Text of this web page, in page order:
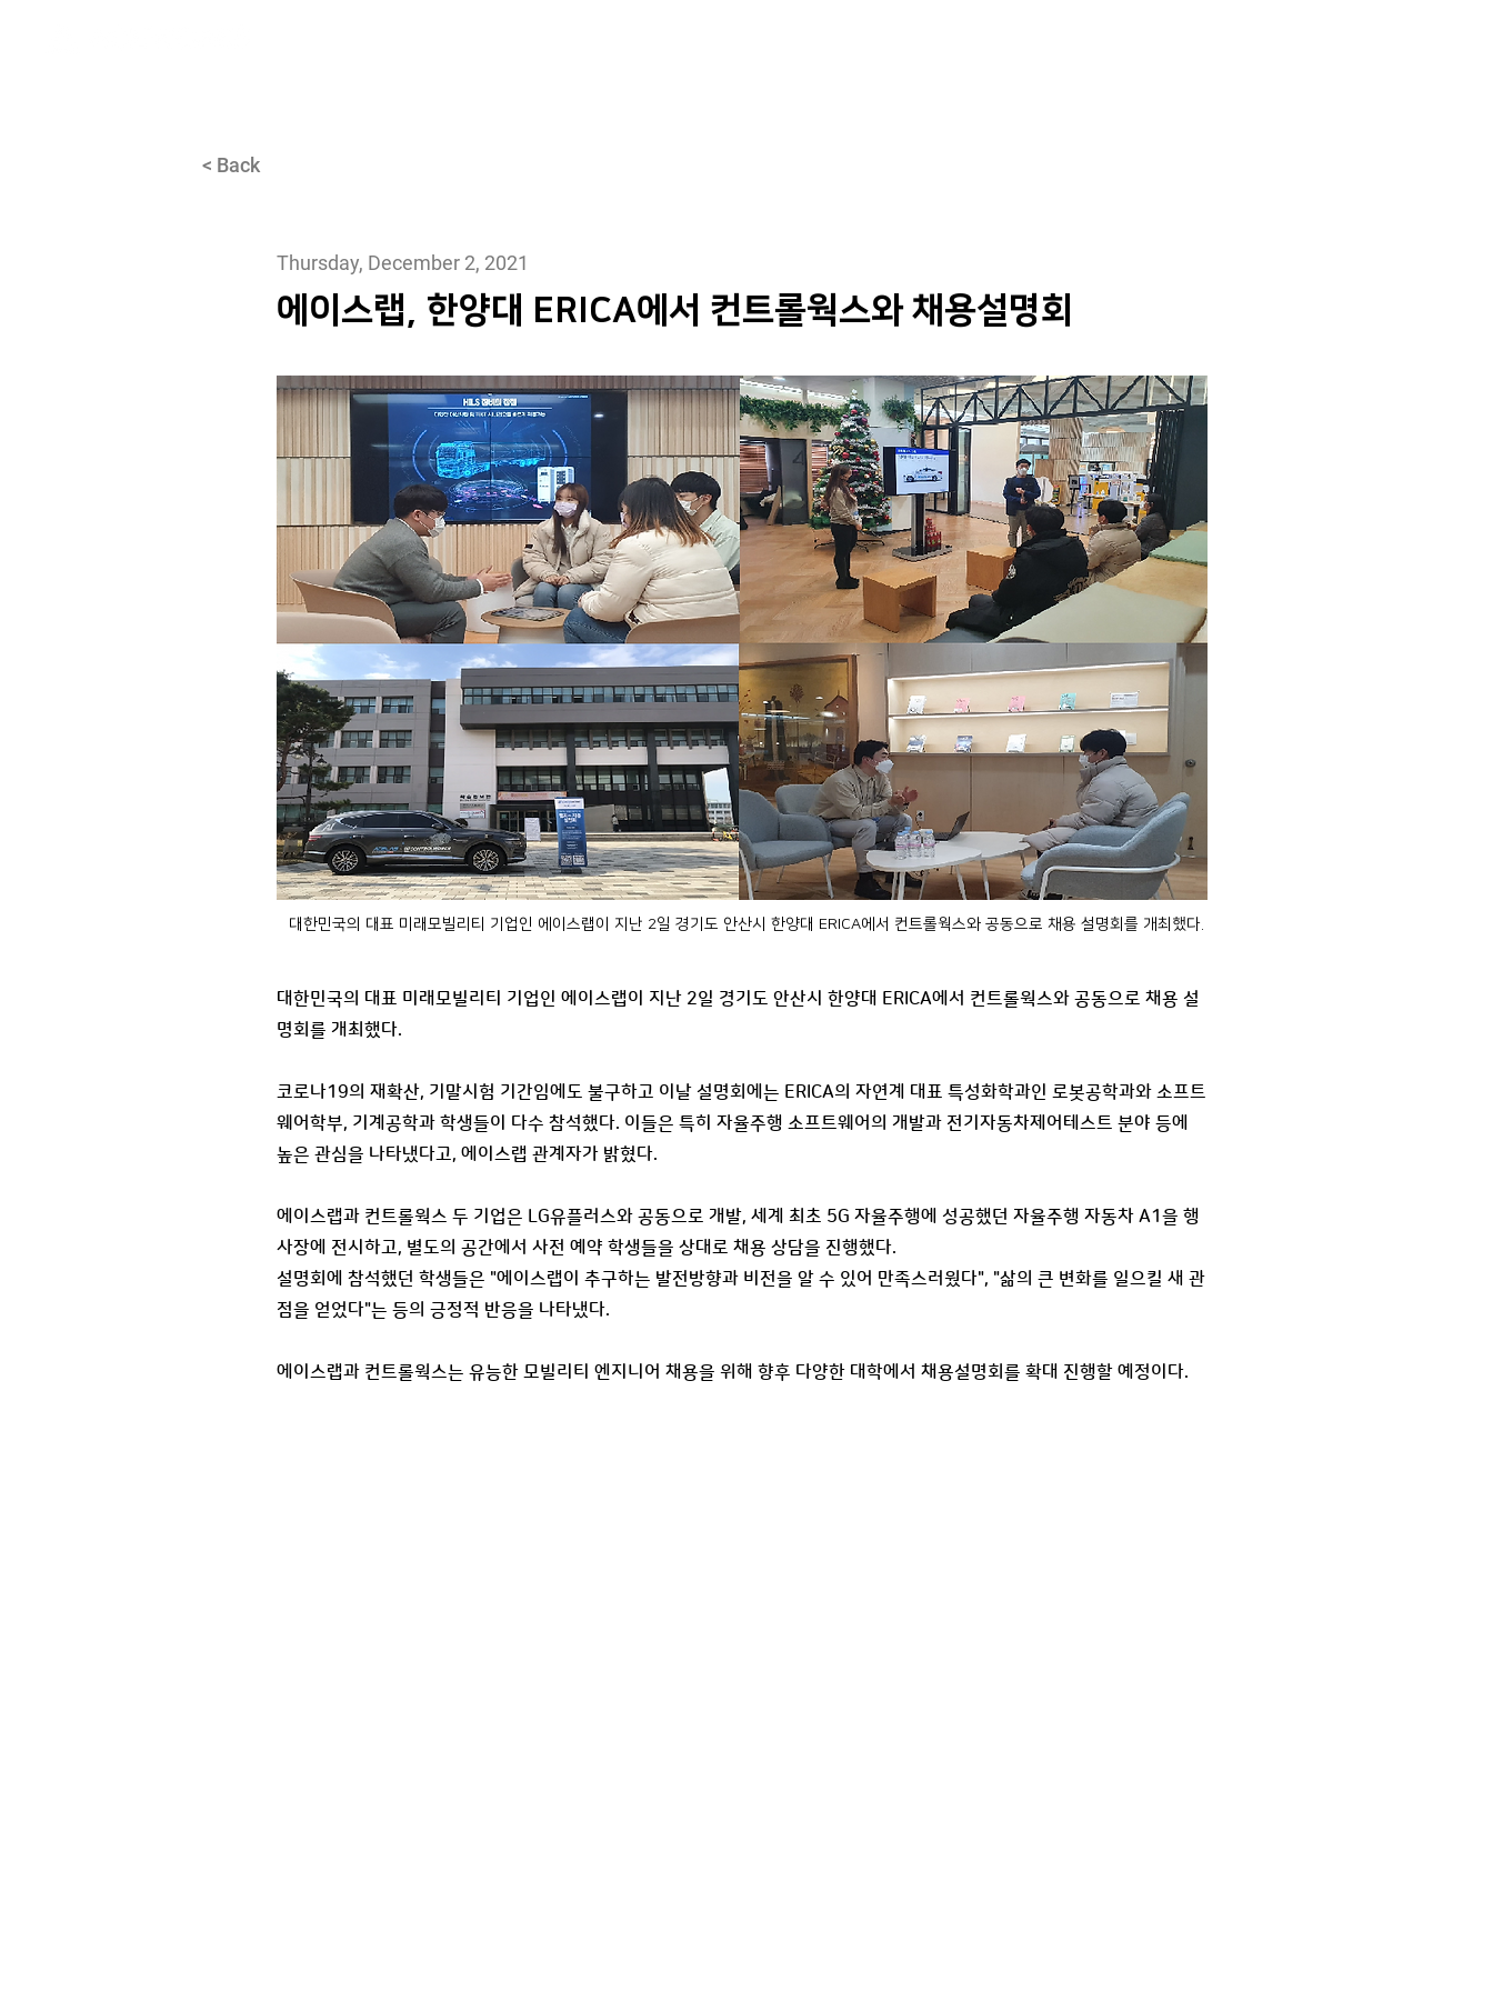
< Back
Thursday, December 2, 2021
에이스랩, 한양대 ERICA에서 컨트롤웍스와 채용설명회
대한민국의 대표 미래모빌리티 기업인 에이스랩이 지난 2일 경기도 안산시 한양대 ERICA에서 컨트롤웍스와 공동으로 채용 설명회를 개최했다.
대한민국의 대표 미래모빌리티 기업인 에이스랩이 지난 2일 경기도 안산시 한양대 ERICA에서 컨트롤웍스와 공동으로 채용 설
명회를 개최했다.
코로나19의 재확산, 기말시험 기간임에도 불구하고 이날 설명회에는 ERICA의 자연계 대표 특성화학과인 로봇공학과와 소프트
웨어학부, 기계공학과 학생들이 다수 참석했다. 이들은 특히 자율주행 소프트웨어의 개발과 전기자동차제어테스트 분야 등에
높은 관심을 나타냈다고, 에이스랩 관계자가 밝혔다.
에이스랩과 컨트롤웍스 두 기업은 LG유플러스와 공동으로 개발, 세계 최초 5G 자율주행에 성공했던 자율주행 자동차 A1을 행
사장에 전시하고, 별도의 공간에서 사전 예약 학생들을 상대로 채용 상담을 진행했다.
설명회에 참석했던 학생들은 "에이스랩이 추구하는 발전방향과 비전을 알 수 있어 만족스러웠다", "삶의 큰 변화를 일으킬 새 관
점을 얻었다"는 등의 긍정적 반응을 나타냈다.
에이스랩과 컨트롤웍스는 유능한 모빌리티 엔지니어 채용을 위해 향후 다양한 대학에서 채용설명회를 확대 진행할 예정이다.